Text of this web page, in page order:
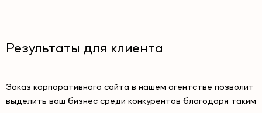
Результаты для клиента
Заказ корпоративного сайта в нашем агентстве позволит
выделить ваш бизнес среди конкурентов благодаря таким